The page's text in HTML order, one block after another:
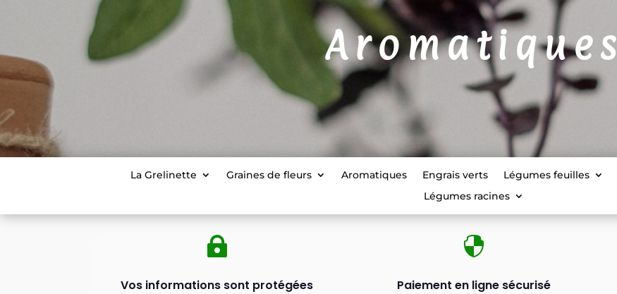
Aromatiques
La Grelinette Graines de fleurs Aromatiques Engrais verts Légumes feuilles
Légumes racines

Vos informations sont protégées

Paiement en ligne sécurisé